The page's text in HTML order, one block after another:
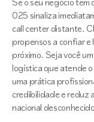
025 sinaliza
call center distante.
propensos a confiar e
próximo. Seja você
logística que atende
uma prática
credibilidade e reduz
nacional